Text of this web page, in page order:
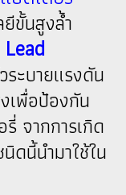
ยีขั้นสูงล้ำ
ระบายแรงดัน
เพื่อป้องกัน
จากการเกิด
ดนี้นำมาใช้ใน